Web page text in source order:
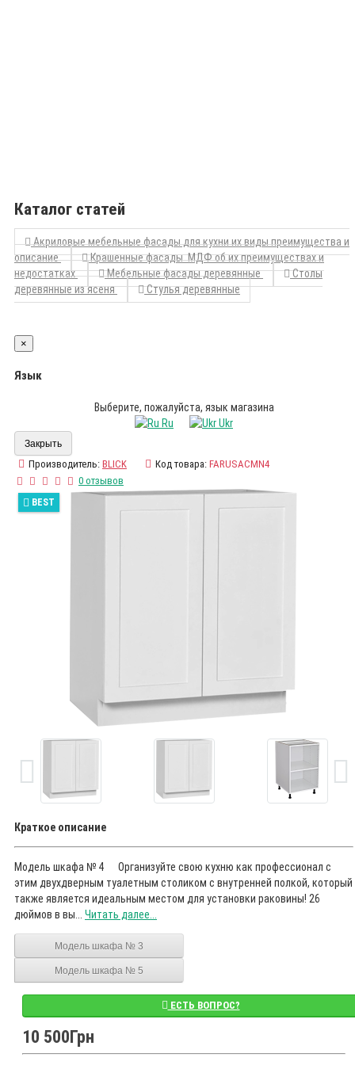
Каталог статей
Акриловые мебельные фасады для кухни их виды преимущества и
описание
Крашенные фасады МДФ об их преимуществах и
недостатках
Мебельные фасады деревянные
Столы
деревянные из ясеня
Стулья деревянные
×
Язык
Выберите, пожалуйста, язык магазина
Ru
Ukr
Закрыть
Производитель: BLICK Код товара: FARUSACMN4
0 отзывов
BEST
Краткое описание
Модель шкафа № 4 Организуйте свою кухню как профессионал с
этим двухдверным туалетным столиком с внутренней полкой, который
также является идеальным местом для установки раковины! 26
дюймов в вы... Читать далее...
Модель шкафа № 3
Модель шкафа № 5
ЕСТЬ ВОПРОС?
10 500Грн